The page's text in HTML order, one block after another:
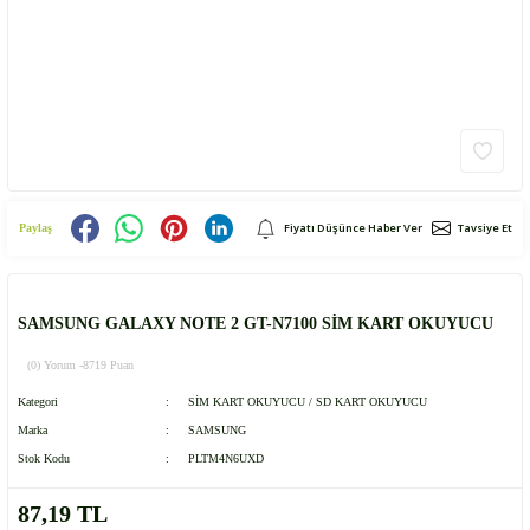
Paylaş Fiyatı Düşünce Haber Ver Tavsiye Et
SAMSUNG GALAXY NOTE 2 GT-N7100 SİM KART OKUYUCU
(0) Yorum -8719 Puan
Kategori SİM KART OKUYUCU / SD KART OKUYUCU
Marka SAMSUNG
Stok Kodu PLTM4N6UXD
87,19 TL